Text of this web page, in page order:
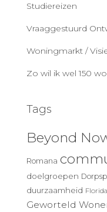
Studiereizen
Vraaggestuurd
Woningmarkt /
Zo wil ik wel 150
Tags
Beyond
Romana
doelgroepen
duurzaamheid Florida
Geworteld